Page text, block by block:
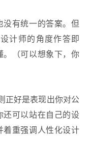
有统一的答案。但
计师的角度作答即
（可以想象下，你
正好是表现出你对公
可以站在自己的设
重强调人性化设计